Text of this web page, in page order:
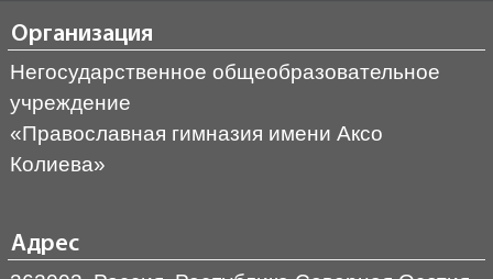
Организация
Негосударственное общеобразовательное
учреждение
«Православная гимназия имени Аксо
Колиева»
Адрес